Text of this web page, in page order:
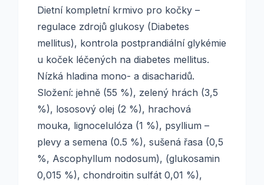
Dietní kompletní krmivo pro kočky –
regulace zdrojů glukosy (Diabetes
mellitus), kontrola postprandiální glykémie
u koček léčených na diabetes mellitus.
Nízká hladina mono- a disacharidů.
Složení: jehně (55 %), zelený hrách (3,5
%), lososový olej (2 %), hrachová
mouka, lignocelulóza (1 %), psyllium –
plevy a semena (0.5 %), sušená řasa (0,5
%, Ascophyllum nodosum), (glukosamin
0,015 %), chondroitin sulfát 0,01 %),